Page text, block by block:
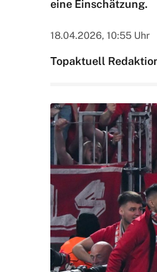
eine Einschätzung.
18.04.2026, 10:55 Uhr
Topaktuell